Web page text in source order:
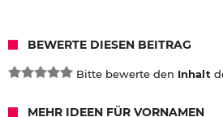
BEWERTE DIESEN BEITRAG
Bitte bewerte den Inhalt
MEHR IDEEN FÜR VORNAMEN